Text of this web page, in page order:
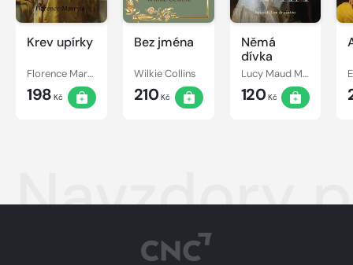
Krev upírky
Florence Marryat
198 Kč
Bez jména
Wilkie Collins
210Kč
Němá
dívka
Lucy Maud Montgomery
120Kč
Navzdory